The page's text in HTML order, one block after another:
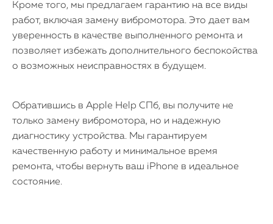
О нас
Контакты
Статьи
Кроме того, мы предлагаем гарантию на все виды
работ, включая замену вибромотора. Это дает вам
уверенность в качестве выполненного ремонта и
позволяет избежать дополнительного беспокойства
о возможных неисправностях в будущем.
Обратившись в Apple Help СПб, вы получите не
только замену вибромотора, но и надежную
диагностику устройства. Мы гарантируем
качественную работу и минимальное время
ремонта, чтобы вернуть ваш iPhone в идеальное
состояние.